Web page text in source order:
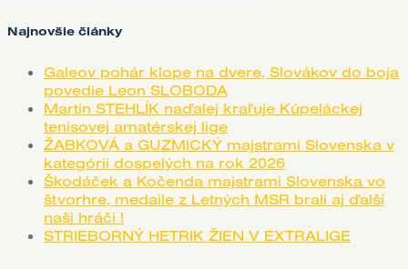
Najnovšie články
Galeov pohár klope na dvere, Slovákov do boja
povedie Leon SLOBODA
Martin STEHLÍK naďalej kraľuje Kúpeláckej
tenisovej amatérskej lige
ŽABKOVÁ a GUZMICKÝ majstrami Slovenska v
kategórii dospelých na rok 2026
Škodáček a Kočenda majstrami Slovenska vo
štvorhre, medaile z Letných MSR brali aj ďalší
naši hráči !
STRIEBORNÝ HETRIK ŽIEN V EXTRALIGE